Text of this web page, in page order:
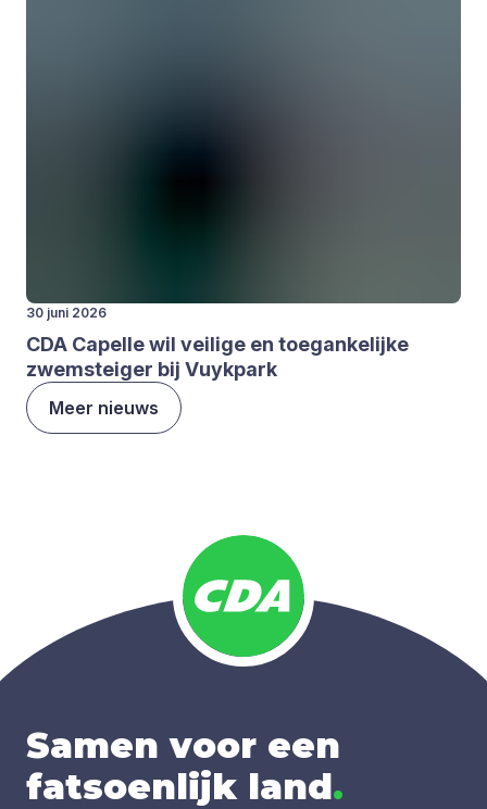
30 juni 2026
CDA Capel­le wil vei­li­ge en toe­gan­ke­lij­ke
zwem­stei­ger bij Vuyk­park
Meer nieuws
Samen voor een
fatsoenlijk land.